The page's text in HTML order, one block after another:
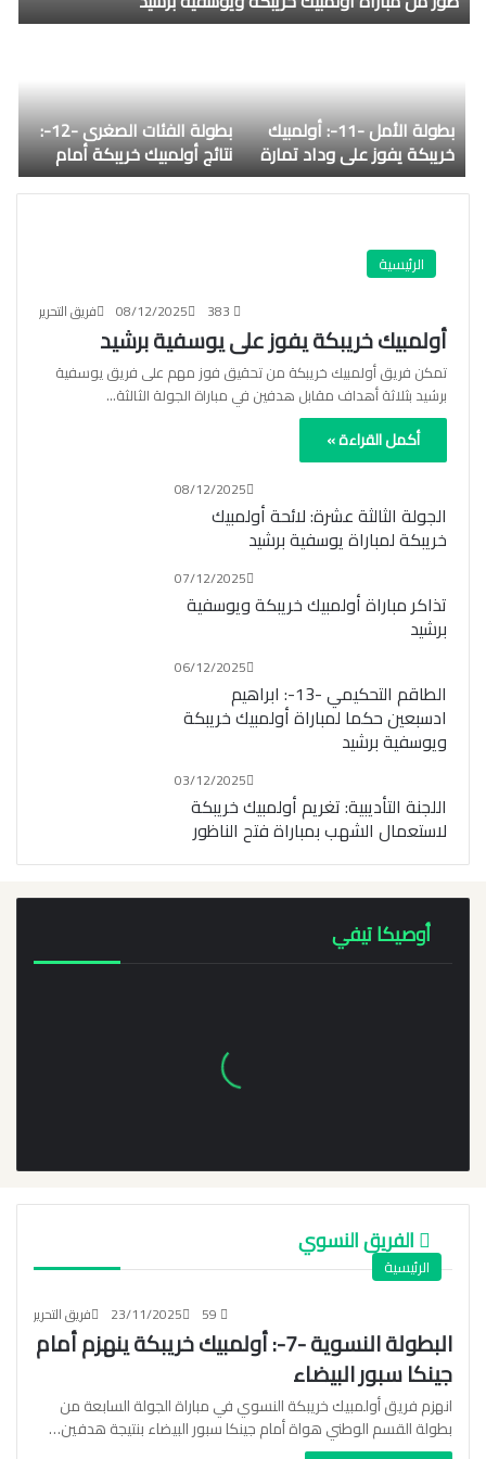
بطولة الأمل -11-: أولمبيك
خريبكة يفوز على وداد تمارة
بطولة الفئات الصغرى -12-:
نتائج أولمبيك خريبكة أمام
اتحاد أبي الجعد
الرئيسية
فريق التحرير 08/12/2025
أولمبيك خريبكة يفوز على يوسفية برشيد
تمكن فريق أولمبيك خريبكة من تحقيق فوز مهم على فريق يوسفية
برشيد بثلاثة أهداف مقابل هدفين في مباراة الجولة الثالثة…
أكمل القراءة »
08/12/2025
الجولة الثالثة عشرة: لائحة أولمبيك
خريبكة لمباراة يوسفية برشيد
07/12/2025
تذاكر مباراة أولمبيك خريبكة ويوسفية
برشيد
06/12/2025
الطاقم التحكيمي -13-: ابراهيم
ادسبعين حكما لمباراة أولمبيك خريبكة
ويوسفية برشيد
03/12/2025
اللجنة التأديبية: تغريم أولمبيك خريبكة
لاستعمال الشهب بمباراة فتح الناظور
أوصيكا تيفي
الفريق النسوي
الرئيسية
فريق التحرير 23/11/2025
البطولة النسوية -7-: أولمبيك خريبكة ينهزم أمام
جينكا سبور البيضاء
انهزم فريق أولمبيك خريبكة النسوي في مباراة الجولة السابعة من
بطولة القسم الوطني هواة أمام جينكا سبور البيضاء بنتيجة هدفين…